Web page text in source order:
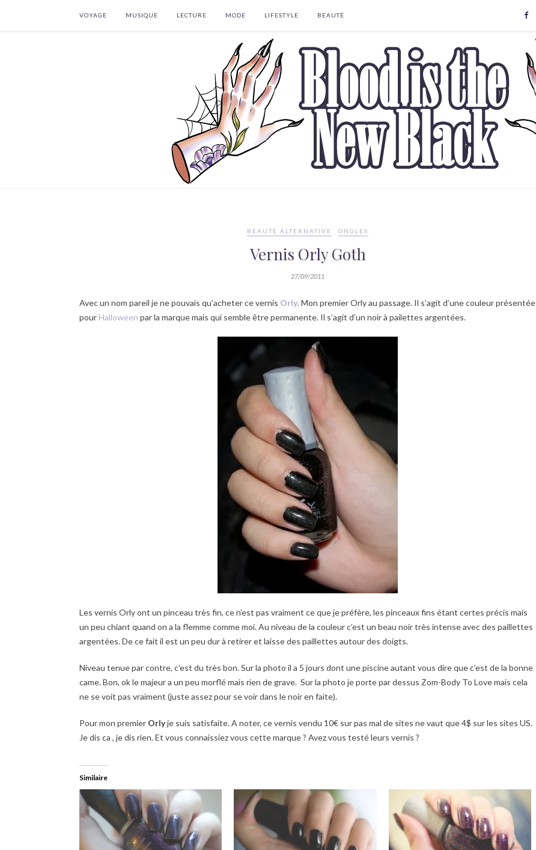
VOYAGE MUSIQUE LECTURE MODE LIFESTYLE BEAUTÉ
BEAUTÉ ALTERNATIVE ONGLES
Vernis Orly Goth
27/09/2011
Avec un nom pareil je ne pouvais qu’acheter ce vernis Orly. Mon premier Orly au passage. Il s’agit d’une couleur présentée
pour Halloween par la marque mais qui semble être permanente. Il s’agit d’un noir à pailettes argentées.
Les vernis Orly ont un pinceau très fin, ce n’est pas vraiment ce que je préfère, les pinceaux fins étant certes précis mais
un peu chiant quand on a la flemme comme moi. Au niveau de la couleur c’est un beau noir très intense avec des paillettes
argentées. De ce fait il est un peu dur à retirer et laisse des paillettes autour des doigts.
Niveau tenue par contre, c’est du très bon. Sur la photo il a 5 jours dont une piscine autant vous dire que c’est de la bonne
came. Bon, ok le majeur a un peu morflé mais rien de grave. Sur la photo je porte par dessus Zom-Body To Love mais cela
ne se voit pas vraiment (juste assez pour se voir dans le noir en faite).
Pour mon premier Orlyje suis satisfaite. A noter, ce vernis vendu 10€ sur pas mal de sites ne vaut que 4$ sur les sites US.
Je dis ca , je dis rien. Et vous connaissiez vous cette marque ? Avez vous testé leurs vernis ?
Similaire